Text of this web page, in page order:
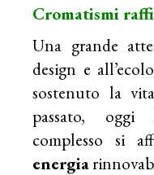
Cromatismi
Una grande
design e
sostenuto la
passato, oggi
complesso si
energia